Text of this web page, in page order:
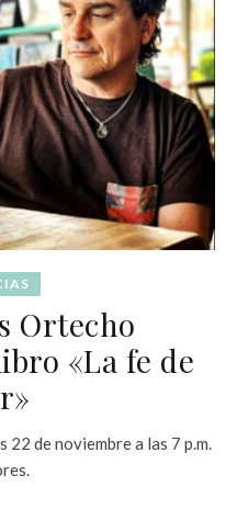
Ortecho
«La fe de
de noviembre a las 7 p.m.